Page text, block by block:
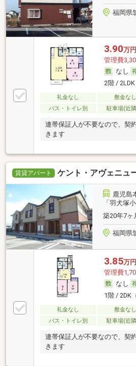
福岡県
3.90万円
管理費
なし
2階 /
礼金なし 敷金なし
バス・トイレ別
駐車場(近
連帯保証人が不要なので、契
きます
賃貸アパート ケント・アヴェニュ
鹿児島
「羽犬塚
築20年7ヶ
福岡県
3.85万円
管理費
なし
1階 / 2DK
礼金なし 敷金なし
バス・トイレ別
駐車場(近
連帯保証人が不要なので、契
きます